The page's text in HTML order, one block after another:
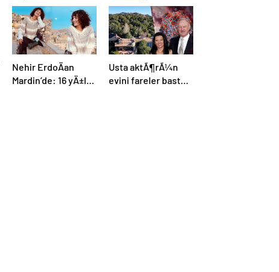
tokat gibi cevap!
Nehir ErdoÄan
Mardin’de: 16 yÄ±l
Usta aktÃ¶rÃ¼n
evini fareler bastÄ±